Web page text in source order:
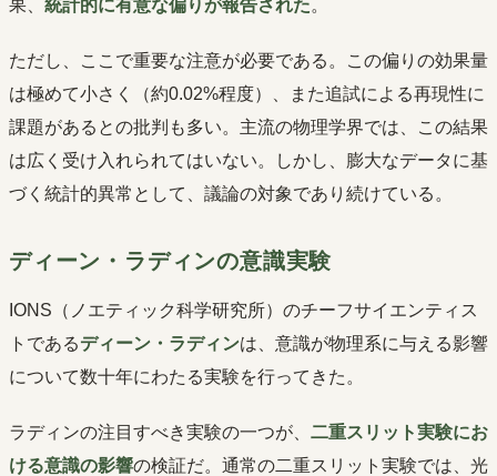
果、 統計的に有意な偏りが報告された。
ただし、ここで重要な注意が必要である。この偏りの効果量
は極めて小さく（約0.02%程度）、また追試による再現性に
課題があるとの批判も多い。主流の物理学界では、この結果
は広く受け入れられてはいない。しかし、膨大なデータに基
づく統計的異常として、議論の対象であり続けている。
ディーン・ラディンの意識実験
IONS（ノエティック科学研究所）のチーフサイエンティス
トであるディーン・ラディンは、意識が物理系に与える影響
について数十年にわたる実験を行ってきた。
ラディンの注目すべき実験の一つが、 二重スリット実験にお
ける意識の影響の検証だ。通常の二重スリット実験では、光